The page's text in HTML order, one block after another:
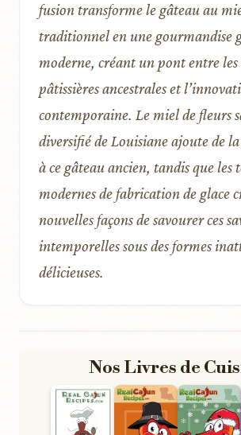
fusion transforme le gâteau au
traditionnel en une gourmandise
moderne, créant un pont entre
pâtissières ancestrales et
contemporaine. Le miel de fleurs
diversifié de Louisiane ajoute de
à ce gâteau ancien, tandis que les
modernes de fabrication de glace
nouvelles façons de savourer ces
intemporelles sous des formes
délicieuses.
Nos Livres de